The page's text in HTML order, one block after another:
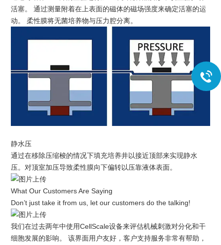
活塞。 通过测量附着在上表面的磁体的磁场强度来确定活塞的运
动。 柔性膜将无菌培养物与压力腔分离。
静水压
通过在移除压缩梭的情况下填充培养井以接近顶部来实现静水
压。对顶室加压导致柔性膜向下偏转以压靠液体表面。
What Our Customers Are Saying
Don’t just take it from us, let our customers do the talking!
我们在过去两年中使用CellScale设备来评估机械刺激对分化和干
细胞发展的影响。 该界面用户友好，客户支持服务非常有帮助，